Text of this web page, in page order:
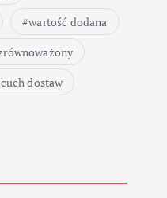
wartość dodana
dostaw